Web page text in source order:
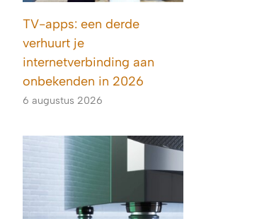
TV-apps: een derde
verhuurt je
internetverbinding aan
onbekenden in 2026
6 augustus 2026